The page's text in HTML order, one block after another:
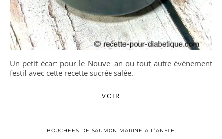
Un petit écart pour le Nouvel an ou tout autre évènement
festif avec cette recette sucrée salée.
VOIR
BOUCHÉES DE SAUMON MARINÉ À L’ANETH